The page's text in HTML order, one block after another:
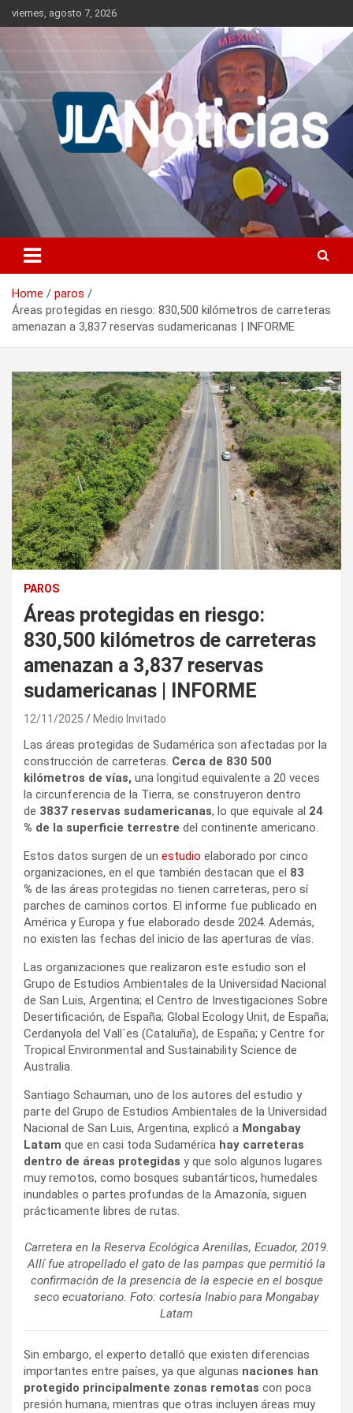
Skip
to
viernes, agosto 7, 2026
Jlanoticias
Información relevante en tiempo real.
Home
paros
Áreas protegidas en riesgo: 830,500 kilómetros de carreteras
amenazan a 3,837 reservas sudamericanas | INFORME
PAROS
Áreas protegidas en riesgo:
830,500 kilómetros de carreteras
amenazan a 3,837 reservas
sudamericanas | INFORME
12/11/2025 Medio Invitado
Las áreas protegidas de Sudamérica son afectadas por la
construcción de carreteras. Cerca de 830 500
kilómetros de vías, una longitud equivalente a 20 veces
la circunferencia de la Tierra, se construyeron dentro
de 3837 reservas sudamericanas, lo que equivale al 24
% de la superficie terrestre del continente americano.
Estos datos surgen de un estudio elaborado por cinco
organizaciones, en el que también destacan que el 83
% de las áreas protegidas no tienen carreteras, pero sí
parches de caminos cortos. El informe fue publicado en
América y Europa y fue elaborado desde 2024. Además,
no existen las fechas del inicio de las aperturas de vías.
Las organizaciones que realizaron este estudio son el
Grupo de Estudios Ambientales de la Universidad Nacional
de San Luis, Argentina; el Centro de Investigaciones Sobre
Desertificación, de España; Global Ecology Unit, de España;
Cerdanyola del Vall`es (Cataluña), de España; y Centre for
Tropical Environmental and Sustainability Science de
Australia.
Santiago Schauman, uno de los autores del estudio y
parte del Grupo de Estudios Ambientales de la Universidad
Nacional de San Luis, Argentina, explicó a Mongabay
Latam que en casi toda Sudamérica hay carreteras
dentro de áreas protegidas y que solo algunos lugares
muy remotos, como bosques subantárticos, humedales
inundables o partes profundas de la Amazonía, siguen
prácticamente libres de rutas.
Carretera en la Reserva Ecológica Arenillas, Ecuador, 2019.
Allí fue atropellado el gato de las pampas que permitió la
confirmación de la presencia de la especie en el bosque
seco ecuatoriano. Foto: cortesía Inabio para Mongabay
Latam
Sin embargo, el experto detalló que existen diferencias
importantes entre países, ya que algunas naciones han
protegido principalmente zonas remotas con poca
presión humana, mientras que otras incluyen áreas muy